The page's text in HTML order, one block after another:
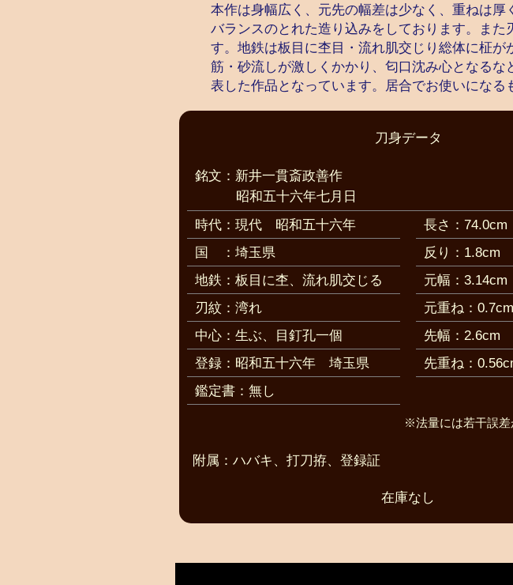
本作は身幅広く、元先の幅差は少なく、重ねは
バランスのとれた造り込みをしております。ま
す。地鉄は板目に杢目・流れ肌交じり総体に柾
筋・砂流しが激しくかかり、匂口沈み心となる
表した作品となっています。居合でお使いになる
刀身データ
銘文：新井一貫斎政善作
昭和五十六年七月日
時代：現代 昭和五十六年
国
：埼玉県
地鉄：板目に杢、流れ肌交じる
刃紋：湾れ
中心：生ぶ、目釘孔一個
登録：昭和五十六年 埼玉県
鑑定書：無し
長さ：74.0cm
反り：1.8cm
元幅：3.14cm
元重ね：0.7cm
先幅：2.6cm
先重ね：
※法量には若干誤差
附属：ハバキ、打刀拵、登録証
在庫なし